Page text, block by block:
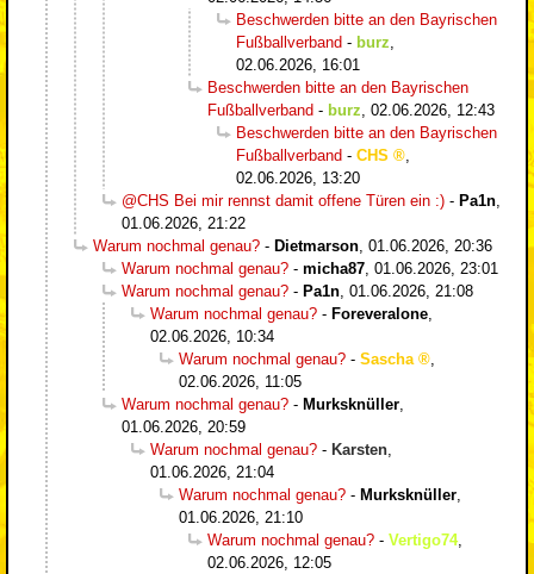
Beschwerden bitte an den Bayrischen
Fußballverband - burz
02.06.2026, 16:01
Beschwerden bitte an den Bayrischen
Fußballverband - burz 02.06.2026, 12:43
Beschwerden bitte an den Bayrischen
Fußballverband - CHS
02.06.2026, 13:20
@CHS Bei mir rennst damit offene Türen ein :) - Pa1n
01.06.2026, 21:22
Warum nochmal genau? - Dietmarson 01.06.2026, 20:36
Warum nochmal genau? - micha87 01.06.2026, 23:01
Warum nochmal genau? - Pa1n 01.06.2026, 21:08
Warum nochmal genau? - Foreveralone
02.06.2026, 10:34
Warum nochmal genau? - Sascha
02.06.2026, 11:05
Warum nochmal genau? - Murksknüller
01.06.2026, 20:59
Warum nochmal genau? - Karsten
01.06.2026, 21:04
Warum nochmal genau? - Murksknüller
01.06.2026, 21:10
Warum nochmal genau? - Vertigo74,
02.06.2026, 12:05